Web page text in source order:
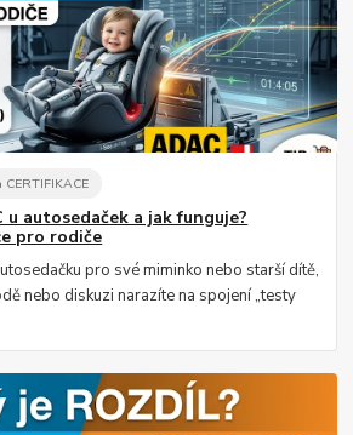
CERTIFIKACE
autosedaček a jak funguje?
pro rodiče
pro své miminko nebo starší dítě,
nebo diskuzi narazíte na spojení „testy